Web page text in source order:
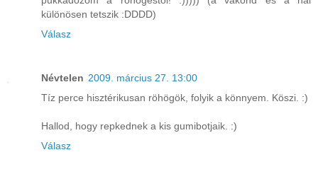
különösen tetszik :DDDD)
Válasz
Névtelen 2009. március 27. 13:00
Tíz perce hisztérikusan röhögök, folyik a könnyem. Köszi. :)
Hallod, hogy repkednek a kis gumibotjaik. :)
Válasz